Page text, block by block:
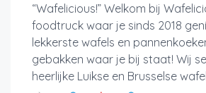
“Wafelicious!” Welkom bij
foodtruck waar je sinds 2018
lekkerste wafels en
gebakken waar je bij staat! Wij
heerlijke Luikse en Brusselse